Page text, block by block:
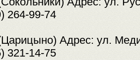
264-99-74
Адрес: ул.
321-14-75